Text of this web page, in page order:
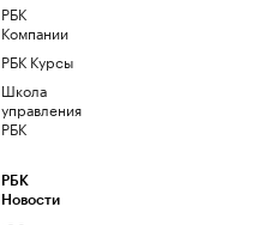
РБК
Компании
РБК Курсы
Школа
управления
РБК
РБК
Новости